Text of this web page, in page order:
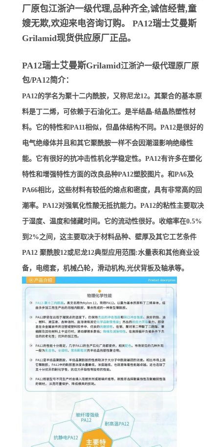
厂原包江浙沪一级代理,品种齐全,诚信经营,童
嫂无欺,欢迎来电咨询订购。 PA12瑞士艾曼斯
Grilamid现货供应原厂正品。
PA12瑞士艾曼斯Grilamid江浙沪一级代理原厂原
包/PA12简介：
PA12的学名为聚十二内酰胺，又称尼龙12。其聚合的基本原
料是丁二烯，可依赖于石油化工。是半结晶-结晶热塑性材
料。它的特性和PA11相似，但晶体结构不同。PA12是很好的
电气绝缘体并且和其它聚酰胺一样不会因潮湿影响绝缘性
能。它有很好的抗冲击性机化学稳定性。PA12有许多在塑化
特性和增强特性方面的改良品种PA12塑胶图片。和PA6及
PA66相比，这些材料有较低的熔点和密度，具有非常高的回
潮率。PA12对强氧化性酸无抵抗能力。PA12的粘性主要取决
于湿度、温度和储藏时间。它的流动性很好。收缩率在0.5%
到2%之间，这主要取决于材料品种、壁厚及其它工艺条件
PA12 聚酰胺12或尼龙12典型应用范围:水量表和其他商业设
备，电缆套，机械凸轮，滑动机构,光伏背板及轴承等。